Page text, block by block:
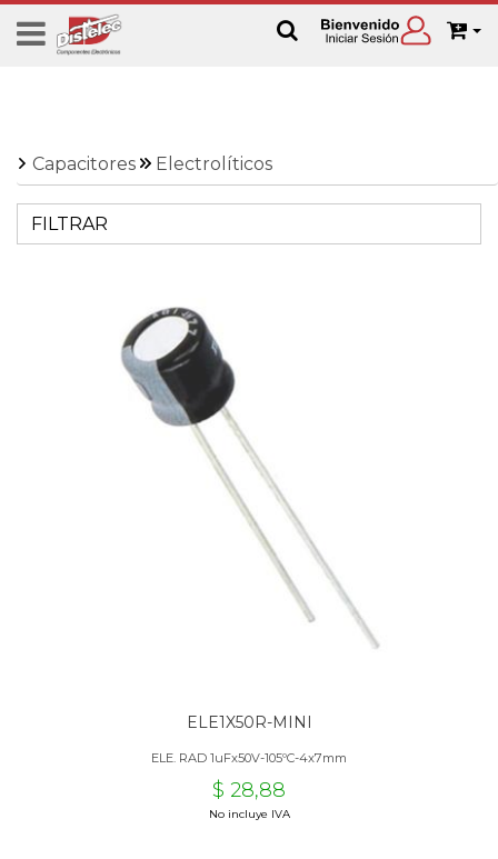
Capacitores Electrolíticos
FILTRAR
ELE1X50R-MINI
ELE. RAD 1uFx50V-105ºC-4x7mm
$ 28,88
No incluye IVA